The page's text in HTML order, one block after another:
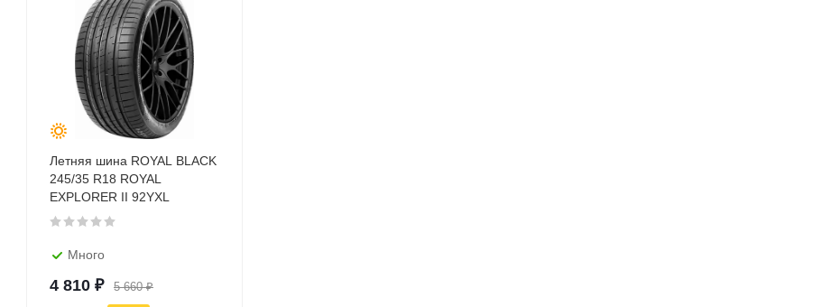
Летняя шина ROYAL BLACK
245/35 R18 ROYAL
EXPLORER II 92YXL
Много
4 810 ₽ 5 660₽